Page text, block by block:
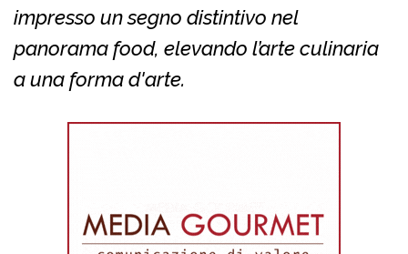
impresso un segno distintivo nel
panorama food, elevando l’arte culinaria
a una forma d'arte.